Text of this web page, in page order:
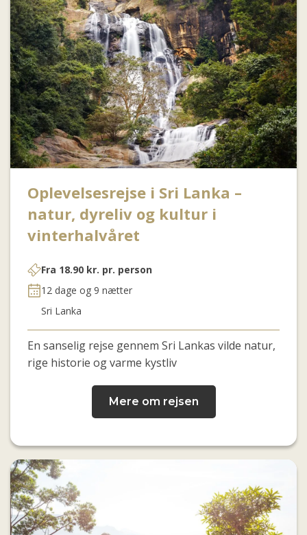
Oplevelsesrejse i Sri Lanka –
natur, dyreliv og kultur i
vinterhalvåret
Fra 18.90 kr. pr. person
12 dage og 9 nætter
Sri Lanka
En sanselig rejse gennem Sri Lankas vilde natur,
rige historie og varme kystliv
Mere om rejsen